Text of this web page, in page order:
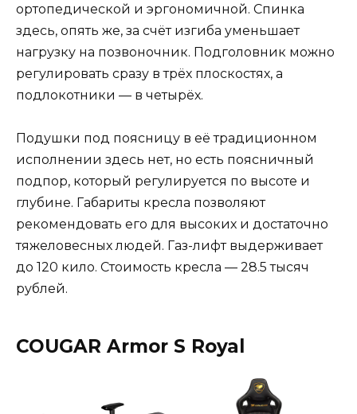
ортопедической и эргономичной. Спинка
здесь, опять же, за счёт изгиба уменьшает
нагрузку на позвоночник. Подголовник можно
регулировать сразу в трёх плоскостях, а
подлокотники — в четырёх.
Подушки под поясницу в её традиционном
исполнении здесь нет, но есть поясничный
подпор, который регулируется по высоте и
глубине. Габариты кресла позволяют
рекомендовать его для высоких и достаточно
тяжеловесных людей. Газ-лифт выдерживает
до 120 кило. Стоимость кресла — 28.5 тысяч
рублей.
COUGAR Armor S Royal